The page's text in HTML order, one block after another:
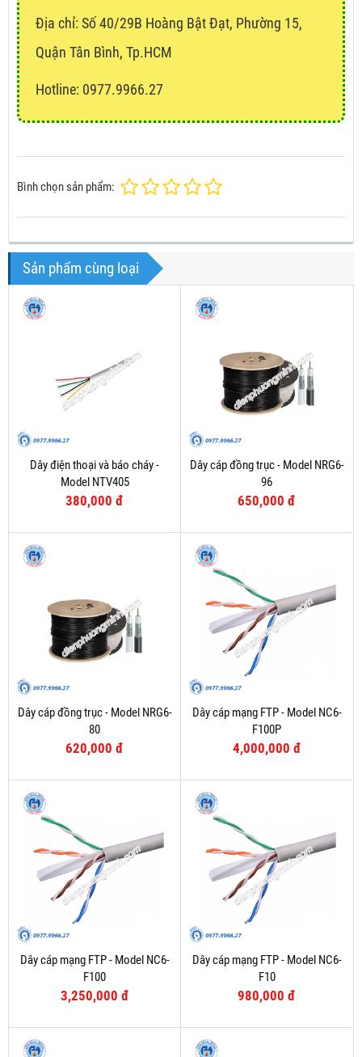
Địa chỉ: Số 40/29B Hoàng Bật Đạt, Phường 15,
Quận Tân Bình, Tp.HCM
Hotline: 0977.9966.27
Bình chọn sản phẩm:
Sản phẩm cùng loại
Dây điện thoại và báo cháy -
Model NTV405
380,000 đ
Dây cáp đồng trục - Model NRG6-
96
650,000 đ
Dây cáp đồng trục - Model NRG6-
80
620,000 đ
Dây cáp mạng FTP - Model NC6-
F100P
4,000,000 đ
Dây cáp mạng FTP - Model NC6-
F100
3,250,000 đ
Dây cáp mạng FTP - Model NC6-
F10
980,000 đ